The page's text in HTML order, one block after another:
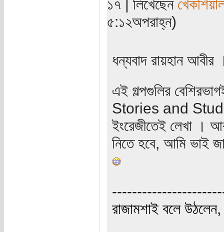
১৭ | লিখেছেন
৫:১২অপরাহ্ন)
ধন্যবাদ রায়হান আবীর
এই গল্পগুলির
Stories and
ইংরেজীতেই লেখা ।
নিতে হবে, আমি ভাই
রাজামশাই বলে